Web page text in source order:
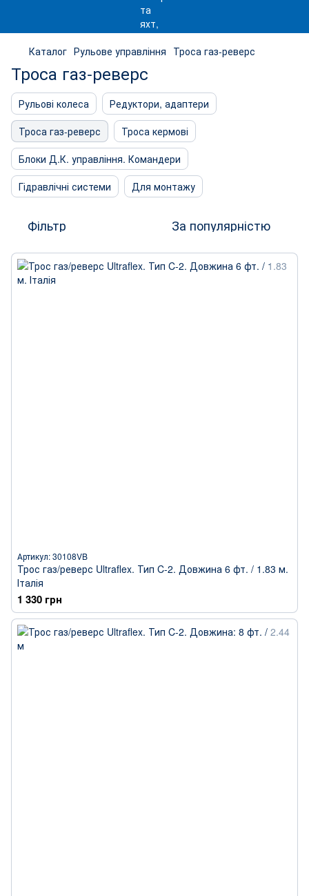
Каталог Рульове управління Троса газ-реверс
Троса газ-реверс
Рульові колеса
Редуктори, адаптери
Троса газ-реверс
Троса кермові
Блоки Д.К. управління. Командери
Гідравлічні системи
Для монтажу
Фільтр За популярністю
Артикул: 30108VB
Трос газ/реверс Ultraflex. Тип C-2. Довжина 6 фт. / 1.83 м.
Італія
1 330 грн